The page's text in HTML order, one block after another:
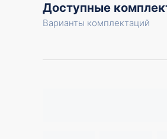
Доступные
Варианты комплектаций